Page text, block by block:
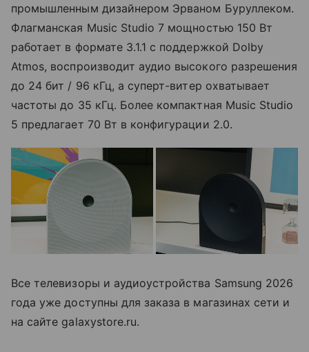
промышленным дизайнером Эрваном Буруллеком.
Флагманская Music Studio 7 мощностью 150 Вт
работает в формате 3.1.1 с поддержкой Dolby
Atmos, воспроизводит аудио высокого разрешения
до 24 бит / 96 кГц, а суперт-витер охватывает
частоты до 35 кГц. Более компактная Music Studio
5 предлагает 70 Вт в конфигурации 2.0.
Все телевизоры и аудиоустройства Samsung 2026
года уже доступны для заказа в магазинах сети и
на сайте galaxystore.ru.